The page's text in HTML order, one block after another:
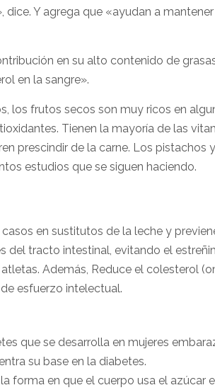
Y agrega que «ayudan a
en su alto contenido de
en la sangre».
los frutos secos son muy ricos en
Tienen la mayoría de las
prescindir de la carne. Los
estudios que se siguen haciendo.
en sustitutos de la leche y
tracto intestinal, evitando el
Además, Reduce el colesterol
esfuerzo intelectual.
que se desarrolla en mujeres
su base en la diabetes.
forma en que el cuerpo usa el azúcar